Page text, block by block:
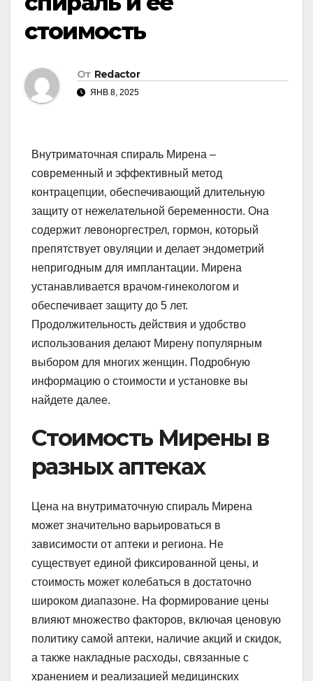
стоимость
От Redactor
ЯНВ 8, 2025
Внутриматочная спираль Мирена –
современный и эффективный метод
контрацепции‚ обеспечивающий длительную
защиту от нежелательной беременности. Она
содержит левоноргестрел‚ гормон‚ который
препятствует овуляции и делает эндометрий
непригодным для имплантации. Мирена
устанавливается врачом-гинекологом и
обеспечивает защиту до 5 лет.
Продолжительность действия и удобство
использования делают Мирену популярным
выбором для многих женщин. Подробную
информацию о стоимости и установке вы
найдете далее.
Стоимость Мирены в
разных аптеках
Цена на внутриматочную спираль Мирена
может значительно варьироваться в
зависимости от аптеки и региона. Не
существует единой фиксированной цены‚ и
стоимость может колебаться в достаточно
широком диапазоне. На формирование цены
влияют множество факторов‚ включая ценовую
политику самой аптеки‚ наличие акций и скидок‚
а также накладные расходы‚ связанные с
хранением и реализацией медицинских